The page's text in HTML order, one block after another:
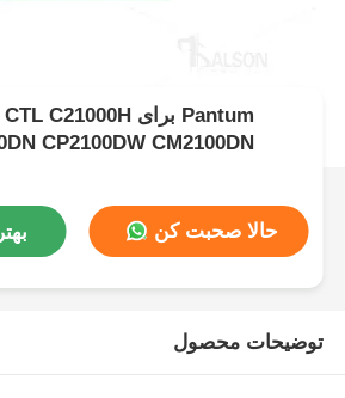
CP2100DW CM2100DN
حالا صحبت کن
توضیحات محصول